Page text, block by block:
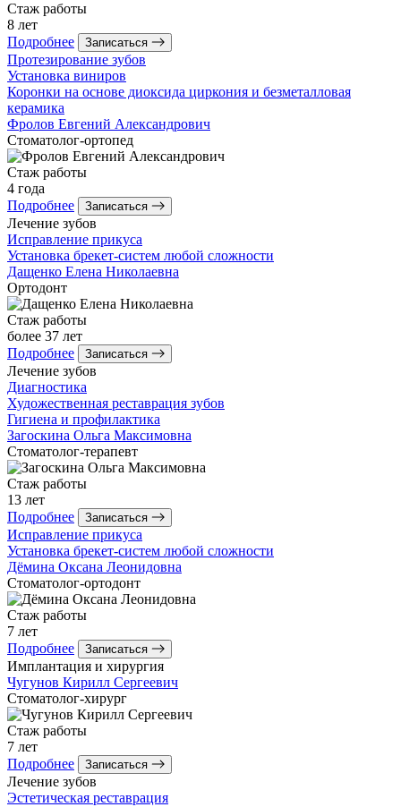
Стаж работы
8 лет
Подробнее
Записаться
Протезирование зубов
Установка виниров
Коронки на основе диоксида циркония и безметалловая
керамика
Фролов Евгений Александрович
Стоматолог-ортопед
Стаж работы
4 года
Подробнее
Записаться
Лечение зубов
Исправление прикуса
Установка брекет-систем любой сложности
Дащенко Елена Николаевна
Ортодонт
Стаж работы
более 37 лет
Подробнее
Записаться
Лечение зубов
Диагностика
Художественная реставрация зубов
Гигиена и профилактика
Загоскина Ольга Максимовна
Стоматолог-терапевт
Стаж работы
13 лет
Подробнее
Записаться
Исправление прикуса
Установка брекет-систем любой сложности
Дёмина Оксана Леонидовна
Стоматолог-ортодонт
Стаж работы
7 лет
Подробнее
Записаться
Имплантация и хирургия
Чугунов Кирилл Сергеевич
Стоматолог-хирург
Стаж работы
7 лет
Подробнее
Записаться
Лечение зубов
Эстетическая реставрация